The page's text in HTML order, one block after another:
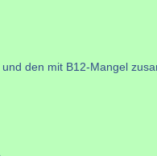
den mit B12-Mangel